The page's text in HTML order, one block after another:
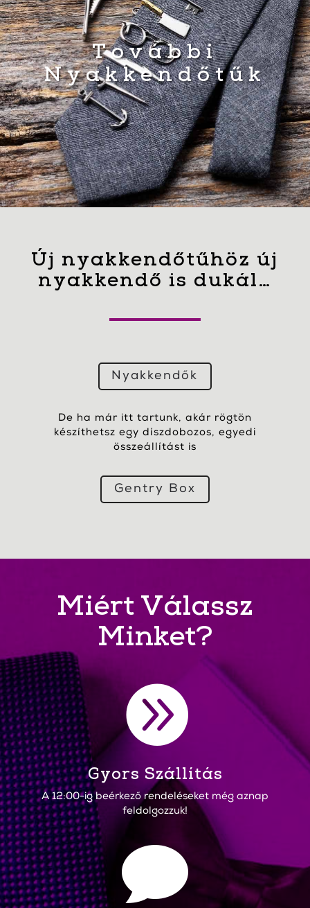
További
Nyakkendőtűk
Új nyakkendőtűhöz új
nyakkendő is dukál…
Nyakkendők
De ha már itt tartunk, akár rögtön
készíthetsz egy díszdobozos, egyedi
összeállítást is
Gentry Box
Miért Válassz
Minket?

Gyors Szállítás
A 12:00-ig beérkező rendeléseket még aznap
feldolgozzuk!
